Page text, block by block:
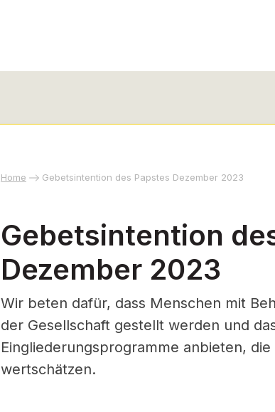
Home Gebetsintention des Papstes Dezember 2023
Gebetsintention
Dezember 2023
Wir beten dafür, dass Menschen mit
der Gesellschaft gestellt werden und
Eingliederungsprogramme anbieten,
wertschätzen.